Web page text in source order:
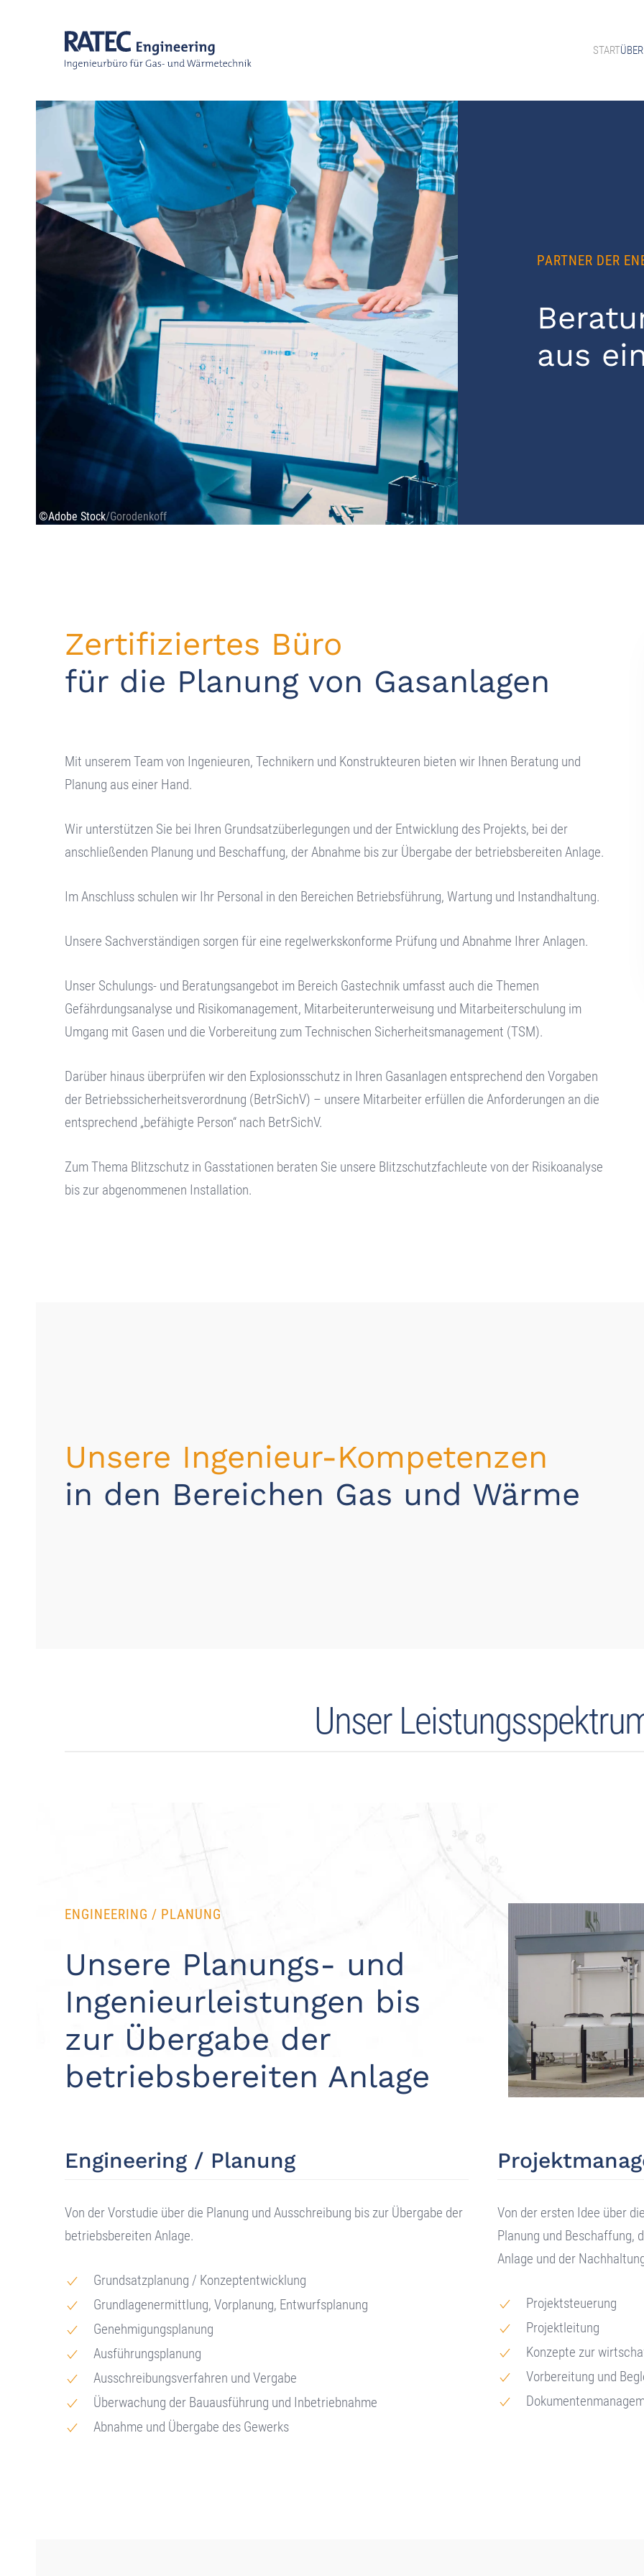
Skip to main content START
©Adobe Stock/Gorodenkoff
PARTNER DER
aus
Zertifiziertes Büro
für die Planung von Gasanlagen
Mit unserem Team von Ingenieuren, Technikern und Konstrukteuren bieten wir Ihnen Beratung und
Planung aus einer Hand.
Wir unterstützen Sie bei Ihren Grundsatzüberlegungen und der Entwicklung des Projekts, bei der
anschließenden Planung und Beschaffung, der Abnahme bis zur Übergabe der betriebsbereiten Anlage.
Im Anschluss schulen wir Ihr Personal in den Bereichen Betriebsführung, Wartung und Instandhaltung.
Unsere Sachverständigen sorgen für eine regelwerkskonforme Prüfung und Abnahme Ihrer Anlagen.
Unser Schulungs- und Beratungsangebot im Bereich Gastechnik umfasst auch die Themen
Gefährdungsanalyse und Risikomanagement, Mitarbeiterunterweisung und Mitarbeiterschulung im
Umgang mit Gasen und die Vorbereitung zum Technischen Sicherheitsmanagement (TSM).
Darüber hinaus überprüfen wir den Explosionsschutz in Ihren Gasanlagen entsprechend den Vorgaben
der Betriebssicherheitsverordnung (BetrSichV) – unsere Mitarbeiter erfüllen die Anforderungen an die
entsprechend „befähigte Person“ nach BetrSichV.
Zum Thema Blitzschutz in Gasstationen beraten Sie unsere Blitzschutzfachleute von der Risikoanalyse
bis zur abgenommenen Installation.
Unsere Ingenieur-Kompetenzen
in den Bereichen Gas und Wärme
Unser
ENGINEERING / PLANUNG
Unsere Planungs- und
Ingenieurleistungen bis
zur Übergabe der
betriebsbereiten Anlage
Engineering / Planung
Von der Vorstudie über die Planung und Ausschreibung bis zur Übergabe der
betriebsbereiten Anlage.
Grundsatzplanung / Konzeptentwicklung
Grundlagenermittlung, Vorplanung, Entwurfsplanung
Genehmigungsplanung
Ausführungsplanung
Ausschreibungsverfahren und Vergabe
Überwachung der Bauausführung und Inbetriebnahme
Abnahme und Übergabe des Gewerks
Von der ersten Idee über
Planung und Beschaffung,
Anlage und der
Projektsteuerung
Projektleitung
Konzepte zur
Vorbereitung und